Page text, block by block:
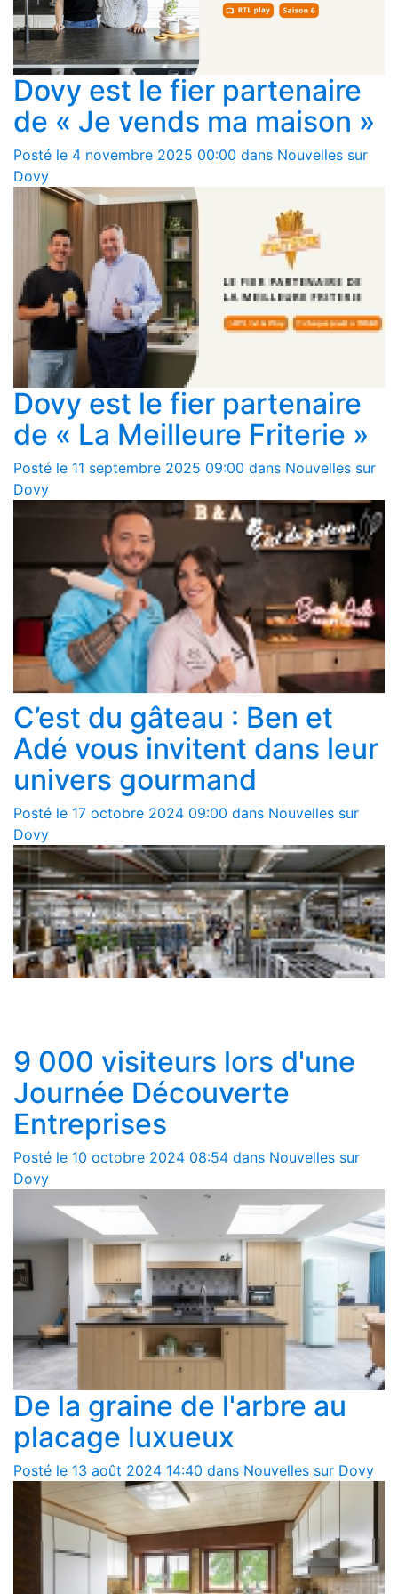
Dovy est le fier partenaire
de « Je vends ma maison »
Posté le 4 novembre 2025 00:00 dans Nouvelles sur
Dovy
Dovy est le fier partenaire
de « La Meilleure Friterie »
Posté le 11 septembre 2025 09:00 dans Nouvelles sur
Dovy
C’est du gâteau : Ben et
Adé vous invitent dans leur
univers gourmand
Posté le 17 octobre 2024 09:00 dans Nouvelles sur
Dovy
9 000 visiteurs lors d'une
Journée Découverte
Entreprises
Posté le 10 octobre 2024 08:54 dans Nouvelles sur
Dovy
De la graine de l'arbre au
placage luxueux
Posté le 13 août 2024 14:40 dans Nouvelles sur Dovy